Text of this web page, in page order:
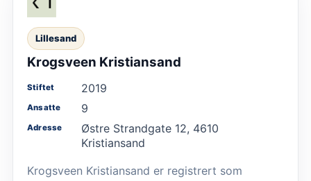
Lillesand
Krogsveen Kristiansand
Stiftet 2019
Ansatte 9
Adresse
Østre Strandgate 12, 4610
Kristiansand
Krogsveen Kristiansand er registrert som